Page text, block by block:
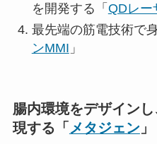
を開発する「 QDレー
最先端の筋電技術で
ンMMI 」
腸内環境をデザイン
現する「メタジェン 」